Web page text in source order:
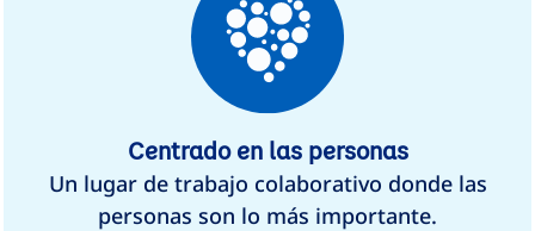
Centrado en las personas
Un lugar de trabajo colaborativo donde las
personas son lo más importante.